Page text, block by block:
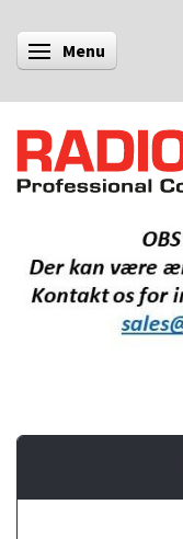
Skifte navigation
Menu